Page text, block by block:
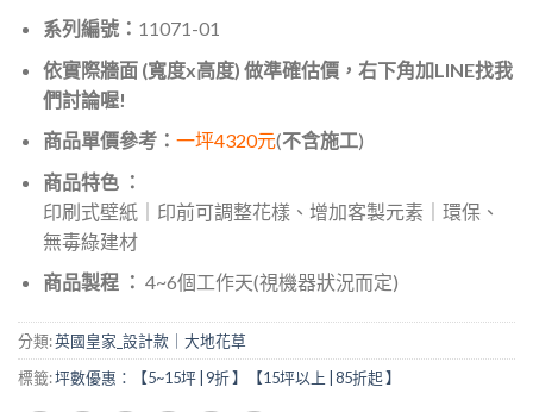
系列編號： 11071-01
依實際牆面 (寬度x高度) 做準確估價，右下角加LINE找我
們討論喔!
商品單價參考： 一坪4320元(不含施工)
商品特色 ：
印刷式壁紙｜印前可調整花樣、增加客製元素｜環保、
無毒綠建材
商品製程 ： 4~6個工作天(視機器狀況而定)
分類:英國皇家_設計款｜大地花草
標籤:坪數優惠：【5~15坪 | 9折 】【15坪以上 | 85折起 】